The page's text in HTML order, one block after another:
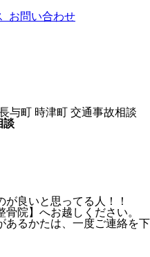
お問い合わせ
与町 時津町 交通事故相談
談
良いと思ってる人！！
院】へお越しください。
あるかたは、一度ご連絡を下